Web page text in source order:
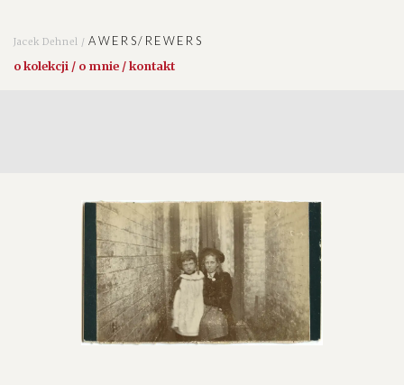
Jacek Dehnel /AWERS/REWERS
o kolekcji / o mnie / kontakt